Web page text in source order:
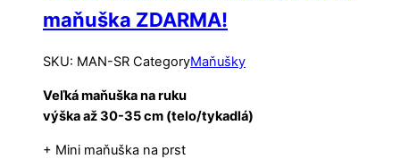
maňuška ZDARMA!
SKU: MAN-SR CategoryMaňušky
Veľká maňuška na ruku
výška až 30-35 cm (telo/tykadlá)
+ Mini maňuška na prst